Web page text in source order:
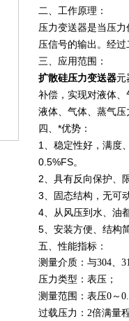
二、工作原理：
压力变送器是当压力
压信号的输出。经
三、应用范围：
扩散硅压力变送器元
补偿，实现对液体
液体、气体、蒸气压
四、*优势：
1、稳定性好，满度
0.5%FS。
2、具有反向保护、
3、固态结构，无可
4、从风压到水、油
5、安装方便、结构
五、性能指标：
测量介质：与304、
压力类型：表压；
测量范围：表压0～
过载压力：2倍满量